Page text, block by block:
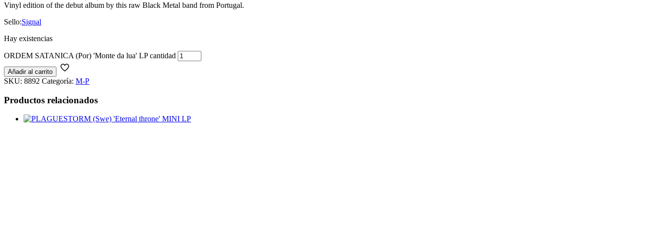
Vinyl edition of the debut album by this raw Black Metal band from Portugal.
Sello:Signal
Hay existencias
ORDEM SATANICA (Por) 'Monte da lua' LP cantidad
Añadir al carrito
SKU: 8892 Categoría: M-P
Productos relacionados